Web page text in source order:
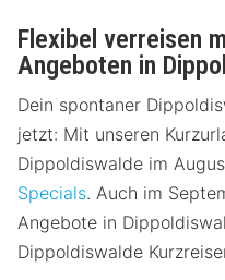
Flexibel verreisen
Angeboten in
Dein spontaner
jetzt: Mit unseren
Dippoldiswalde im
Specials. Auch im
Angebote in
Dippoldiswalde